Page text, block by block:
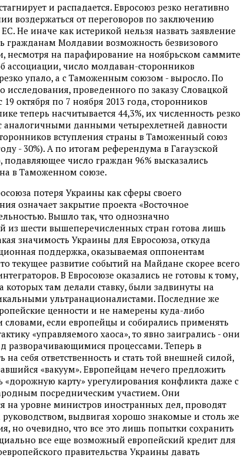
и распадается. Евросоюз резко негативно
воздержаться от переговоров по заключению
Не иначе как истерикой нельзя назвать заявление
гражданам Молдавии возможность безвизового
несмотря на парафирование на ноябрьском саммите
ассоциации, число молдаван-сторонников
упало, а с Таможенным союзом - выросло. По
исследования, проведенного по заказу Словацкой
октября по 7 ноября 2013 года, сторонников
теперь насчитывается 44,3%, их численность резко
аналогичными данными четырехлетней давности
вступления страны в Таможенный союз
- 30%). А по итогам референдума в Гагаузской
подавляющее число граждан 96% высказались
в Таможенном союзе.
потеря Украины как сферы своего
означает закрытие проекта «Восточное
Вышло так, что однозначно
из шести вышеперечисленных стран готова лишь
значимость Украины для Евросоюза, откуда
поддержка, оказываемая оппонентам
текущее развитие событий на Майдане скорее всего
В Евросоюзе оказались не готовы к тому,
там делали ставку, были задвинуты на
ультранационалистами. Последние же
ценности и не намерены куда-либо
словами, если европейцы и собирались применять
«управляемого хаоса», то явно заигрались - они
разворачивающимися процессами. Теперь в
на себя ответственность и стать той внешней силой,
«вакуум». Европейцам нечего предложить
карту» урегулирования конфликта даже с
посредническим участием. Они
на уровне министров иностранных дел, проводят
выдвигая хорошо знакомые и столь же
но очевидно, что все это лишь попытки сохранить
все еще возможный европейский кредит для
правительства Украины давать